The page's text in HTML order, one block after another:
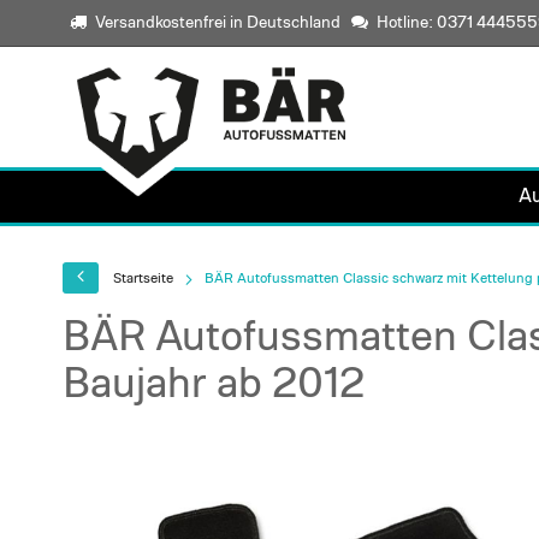
Versandkostenfrei in Deutschland Hotline: 0371
Startseite BÄR Autofussmatten Classic schwarz mit Kettelung
BÄR Autofussmatten
Baujahr ab 2012